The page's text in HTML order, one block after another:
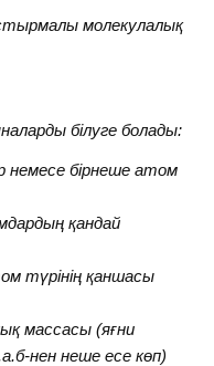
молекулалық
білуге болады:
немесе бірнеше атом
қандай
түрінің қаншасы
массасы (яғни
нен неше есе көп)